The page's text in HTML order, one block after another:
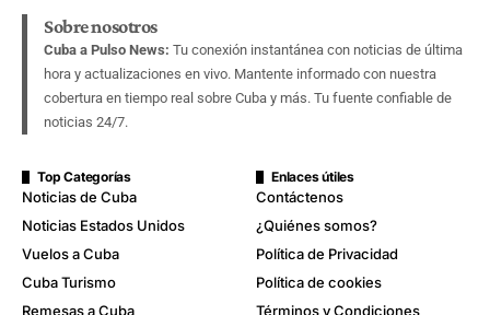
Sobre nosotros
Cuba a Pulso News: Tu conexión instantánea con noticias de última
hora y actualizaciones en vivo. Mantente informado con nuestra
cobertura en tiempo real sobre Cuba y más. Tu fuente confiable de
noticias 24/7.
Top Categorías
Noticias de Cuba
Noticias Estados Unidos
Vuelos a Cuba
Cuba Turismo
Remesas a Cuba
Enlaces útiles
Contáctenos
¿Quiénes somos?
Política de Privacidad
Política de cookies
Términos y Condiciones